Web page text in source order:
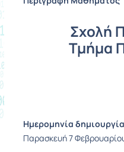
Σχολή
Τμήμα
Ημερομηνία
Παρασκευή 7